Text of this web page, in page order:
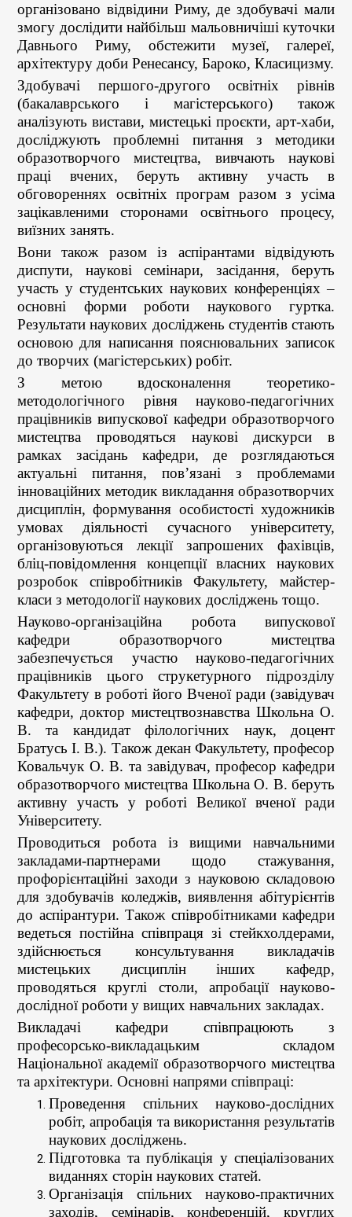
організовано відвідини Риму, де здобувачі мали
змогу дослідити найбільш мальовничіші куточки
Давнього Риму, обстежити музеї, галереї,
архітектуру доби Ренесансу, Бароко, Класицизму.
Здобувачі першого-другого освітніх рівнів
(бакалаврського і магістерського) також
аналізують вистави, мистецькі проєкти, арт-хаби,
досліджують проблемні питання з методики
образотворчого мистецтва, вивчають наукові
праці вчених, беруть активну участь в
обговореннях освітніх програм разом з усіма
зацікавленими сторонами освітнього процесу,
виїзних занять.
Вони також разом із аспірантами відвідують
диспути, наукові семінари, засідання, беруть
участь у студентських наукових конференціях –
основні форми роботи наукового гуртка.
Результати наукових досліджень студентів стають
основою для написання пояснювальних записок
до творчих (магістерських) робіт.
З метою вдосконалення теоретико-
методологічного рівня науково-педагогічних
працівників випускової кафедри образотворчого
мистецтва проводяться наукові дискурси в
рамках засідань кафедри, де розглядаються
актуальні питання, пов’язані з проблемами
інноваційних методик викладання образотворчих
дисциплін, формування особистості художників
умовах діяльності сучасного університету,
організовуються лекції запрошених фахівців,
бліц-повідомлення концепції власних наукових
розробок співробітників Факультету, майстер-
класи з методології наукових досліджень тощо.
Науково-організаційна робота випускової
кафедри образотворчого мистецтва
забезпечується участю науково-педагогічних
працівників цього струкетурного підрозділу
Факультету в роботі його Вченої ради (завідувач
кафедри, доктор мистецтвознавства Школьна О.
В. та кандидат філологічних наук, доцент
Братусь І. В.). Також декан Факультету, професор
Ковальчук О. В. та завідувач, професор кафедри
образотворчого мистецтва Школьна О. В. беруть
активну участь у роботі Великої вченої ради
Університету.
Проводиться робота із вищими навчальними
закладами-партнерами щодо стажування,
профорієнтаційні заходи з науковою складовою
для здобувачів коледжів, виявлення абітурієнтів
до аспірантури. Також співробітниками кафедри
ведеться постійна співпраця зі стейкхолдерами,
здійснюється консультування викладачів
мистецьких дисциплін інших кафедр,
проводяться круглі столи, апробації науково-
дослідної роботи у вищих навчальних закладах.
Викладачі кафедри співпрацюють з
професорсько-викладацьким складом
Національної академії образотворчого мистецтва
та архітектури. Основні напрями співпраці:
Проведення спільних науково-дослідних
робіт, апробація та використання результатів
наукових досліджень.
Підготовка та публікація у спеціалізованих
виданнях сторін наукових статей.
Організація спільних науково-практичних
заходів, семінарів, конференцій, круглих